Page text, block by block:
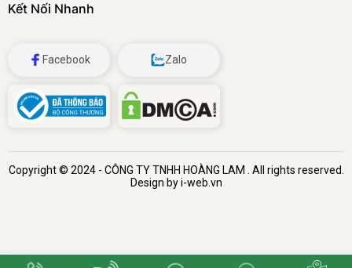
CUNG CẤP VÀ CHO THUÊ CÂY CẢNH
Kết Nối Nhanh
Facebook Zalo
Copyright © 2024 - CÔNG TY TNHH HOÀNG LAM . All rights reserved.
Design by i-web.vn